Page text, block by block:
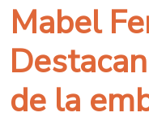
Mabel
de la